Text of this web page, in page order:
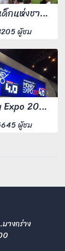
งานวันเด็กแห่งชาติ ณ ทำเนียบรัฐบาล ปี 59
ผู้ชม
Money Expo 2017 มหกรรมการเงิน ครั้งที่17
ผู้ชม
างกร่าง